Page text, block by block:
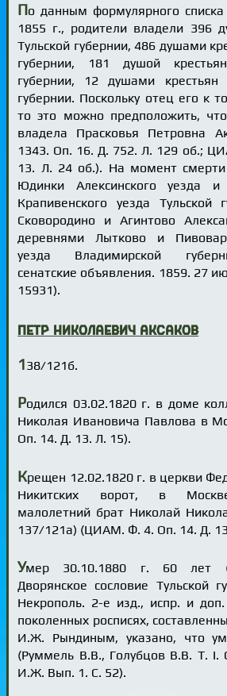
По данным формулярного
1855 г., родители владели 396
Тульской губернии, 486 душами
губернии, 181 душой
губернии, 12 душами крестьян
губернии. Поскольку отец его к
то это можно предположить,
владела Прасковья Петровна
1343. Оп. 16. Д. 752. Л. 129 об.;
13. Л. 24 об.). На момент
Юдинки Алексинского уезда
Крапивенского уезда Тульской
Сковородино и Агинтово
деревнями Лытково и
уезда Владимирской
сенатские объявления. 1859. 27
15931).
Петр Николаевич Аксаков
138/121б.
Родился 03.02.1820 г. в доме
Николая Ивановича Павлова в
Оп. 14. Д. 13. Л. 15).
Крещен 12.02.1820 г. в церкви
Никитских ворот, в
малолетний брат Николай
137/121а) (ЦИАМ. Ф. 4. Оп. 14. Д.
Умер 30.10.1880 г. 60 лет
Дворянское сословие Тульской
Некрополь. 2-е изд., испр. и
поколенных росписях,
И.Ж. Рындиным, указано, что
(Руммель В.В., Голубцов В.В. Т. I.
И.Ж. Вып. 1. С. 52).